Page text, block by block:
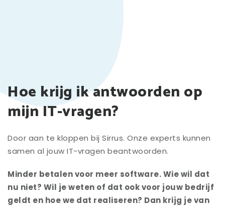
Hoe krijg ik antwoorden op
mijn IT-vragen?
Door aan te kloppen bij Sirrus. Onze experts kunnen
samen al jouw IT-vragen beantwoorden.
Minder betalen voor meer software. Wie wil dat
nu niet? Wil je weten of dat ook voor jouw bedrijf
geldt en hoe we dat realiseren? Dan krijg je van